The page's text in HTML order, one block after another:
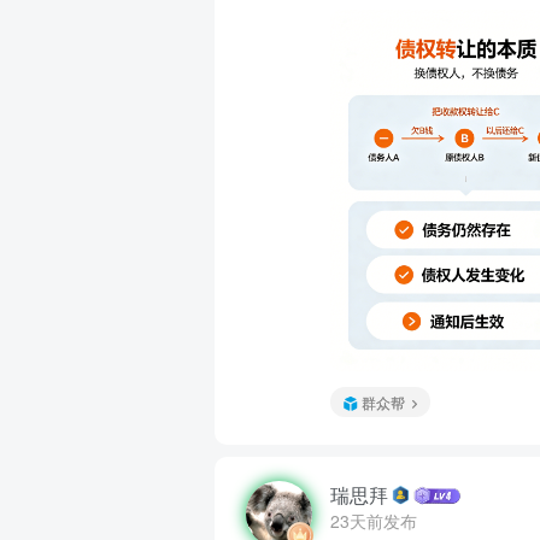
群众帮
瑞思拜
23天前发布